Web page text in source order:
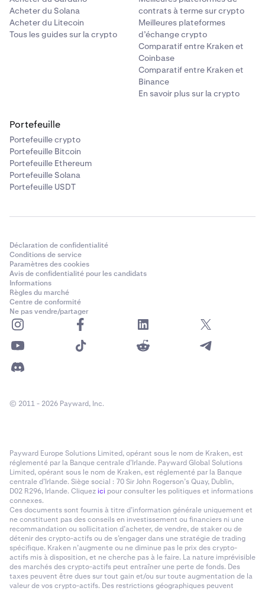
Acheter du Solana
Acheter du Litecoin
Tous les guides sur la crypto
contrats à terme sur crypto
Meilleures plateformes
d’échange crypto
Comparatif entre Kraken et
Coinbase
Comparatif entre Kraken et
Binance
En savoir plus sur la crypto
Portefeuille
Portefeuille crypto
Portefeuille Bitcoin
Portefeuille Ethereum
Portefeuille Solana
Portefeuille USDT
Déclaration de confidentialité
Conditions de service
Paramètres des cookies
Avis de confidentialité pour les candidats
Informations
Règles du marché
Centre de conformité
Ne pas vendre/partager
© 2011 - 2026 Payward, Inc.
Payward Europe Solutions Limited, opérant sous le nom de Kraken, est
réglementé par la Banque centrale d’Irlande. Payward Global Solutions
Limited, opérant sous le nom de Kraken, est réglementé par la Banque
centrale d’Irlande. Siège social : 70 Sir John Rogerson’s Quay, Dublin,
D02 R296, Irlande. Cliquezici pour consulter les politiques et informations
connexes.
Ces documents sont fournis à titre d’information générale uniquement et
ne constituent pas des conseils en investissement ou financiers ni une
recommandation ou sollicitation d’acheter, de vendre, de staker ou de
détenir des crypto-actifs ou de s’engager dans une stratégie de trading
spécifique. Kraken n’augmente ou ne diminue pas le prix des crypto-
actifs mis à disposition, et ne cherche pas à le faire. La nature imprévisible
des marchés des crypto-actifs peut entraîner une perte de fonds. Des
taxes peuvent être dues sur tout gain et/ou sur toute augmentation de la
valeur de vos crypto-actifs. Des restrictions géographiques peuvent